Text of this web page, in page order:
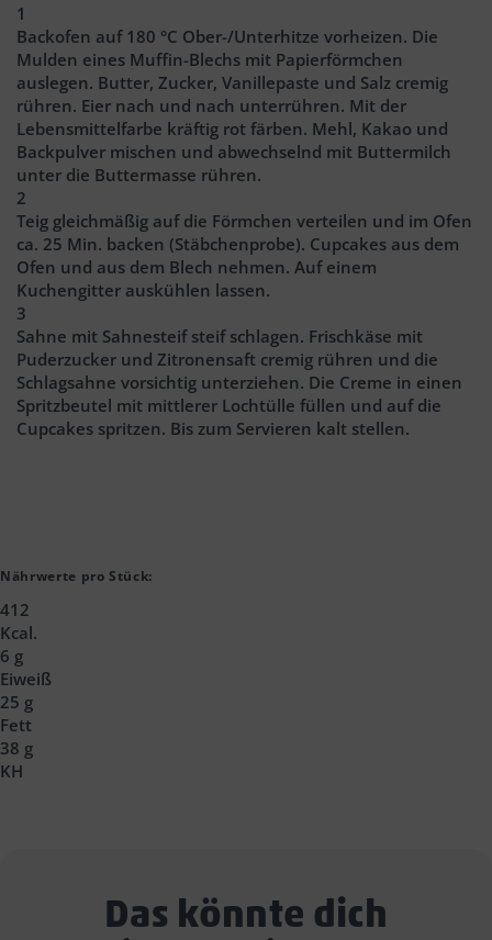
1
Backofen auf 180 °C Ober-/Unterhitze vorheizen. Die
Mulden eines Muffin-Blechs mit Papierförmchen
auslegen. Butter, Zucker, Vanillepaste und Salz cremig
rühren. Eier nach und nach unterrühren. Mit der
Lebensmittelfarbe kräftig rot färben. Mehl, Kakao und
Backpulver mischen und abwechselnd mit Buttermilch
unter die Buttermasse rühren.
2
Teig gleichmäßig auf die Förmchen verteilen und im Ofen
ca. 25 Min. backen (Stäbchenprobe). Cupcakes aus dem
Ofen und aus dem Blech nehmen. Auf einem
Kuchengitter auskühlen lassen.
3
Sahne mit Sahnesteif steif schlagen. Frischkäse mit
Puderzucker und Zitronensaft cremig rühren und die
Schlagsahne vorsichtig unterziehen. Die Creme in einen
Spritzbeutel mit mittlerer Lochtülle füllen und auf die
Cupcakes spritzen. Bis zum Servieren kalt stellen.
Nährwerte pro Stück:
412
Kcal.
6 g
Eiweiß
25 g
Fett
38 g
KH
Das könnte dich